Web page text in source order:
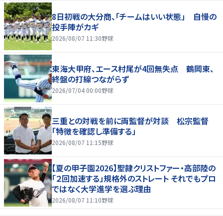
8日初戦の大分商、「チームはいい状態」 自慢の
投手陣がカギ
2026/08/07 11:30野球
東海大甲府、エース村尾が4回無失点 鶴岡東、
終盤の打線つながらず
2026/07/04 00:00野球
三重との対戦を前に両監督が対談 松宗監督
「特徴を確認し準備する」
2026/08/07 11:15野球
【夏の甲子園2026】聖隷クリストファー・高部陸の
「２回加速する」規格外のストレート それでもプロ
ではなく大学進学を選ぶ理由
2026/08/07 11:10野球